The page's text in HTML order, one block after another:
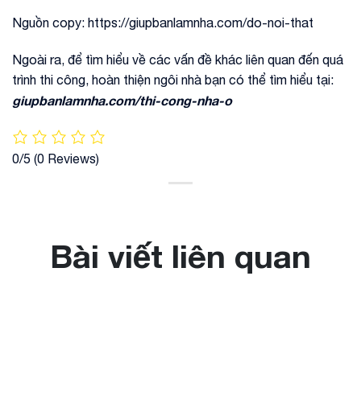
Nguồn copy: https://giupbanlamnha.com/do-noi-that
Ngoài ra, để tìm hiểu về các vấn đề khác liên quan đến quá
trình thi công, hoàn thiện ngôi nhà bạn có thể tìm hiểu tại:
giupbanlamnha.com/thi-cong-nha-o
0/5 (0 Reviews)
Bài viết liên quan